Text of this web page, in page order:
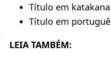
Título em katakana:
Título em
LEIA TAMBÉM: